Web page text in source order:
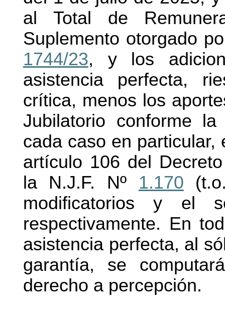
al Total de
Suplemento otorgado
1744/23, y los
asistencia perfecta,
crítica, menos los
Jubilatorio conforme
cada caso en
artículo 106 del
la N.J.F. Nº 1.170
modificatorios y el
respectivamente. En
asistencia perfecta, al
garantía, se
derecho a percepción.